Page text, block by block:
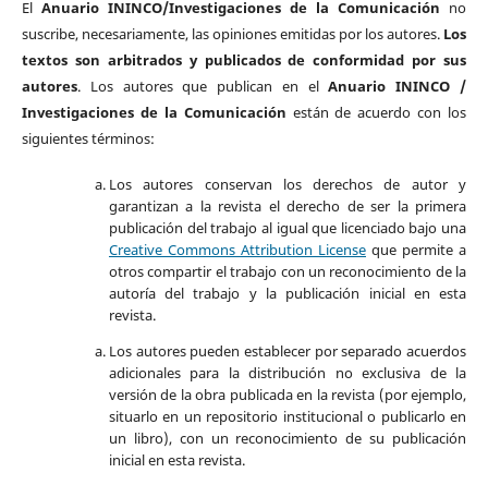
El Anuario ININCO/Investigaciones de la Comunicación no
suscribe, necesariamente, las opiniones emitidas por los autores. Los
textos son arbitrados y publicados de conformidad por sus
autores. Los autores que publican en elAnuario ININCO /
Investigaciones de la Comunicación están de acuerdo con los
siguientes términos:
Los autores conservan los derechos de autor y
garantizan a la revista el derecho de ser la primera
publicación del trabajo al igual que licenciado bajo una
Creative Commons Attribution License que permite a
otros compartir el trabajo con un reconocimiento de la
autoría del trabajo y la publicación inicial en esta
revista.
Los autores pueden establecer por separado acuerdos
adicionales para la distribución no exclusiva de la
versión de la obra publicada en la revista (por ejemplo,
situarlo en un repositorio institucional o publicarlo en
un libro), con un reconocimiento de su publicación
inicial en esta revista.